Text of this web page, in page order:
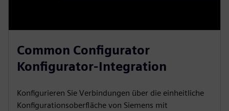
Common Configurator
Konfigurator-Integration
Konfigurieren Sie Verbindungen über die einheitliche
Konfigurationsoberfläche von Siemens mit